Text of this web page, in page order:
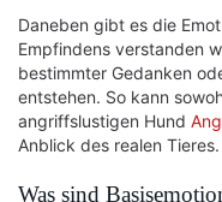
Daneben gibt es die
Empfindens verstanden
bestimmter Gedanken
entstehen. So kann
angriffslustigen Hund
Anblick des realen Tieres.
Was sind